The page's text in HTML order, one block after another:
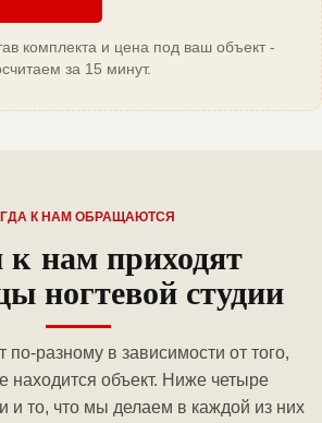
комплекта и цена под ваш объект -
за 15 минут.
К НАМ ОБРАЩАЮТСЯ
нам приходят
ногтевой студии
по-разному в зависимости от того,
находится объект. Ниже четыре
и то, что мы делаем в каждой из них